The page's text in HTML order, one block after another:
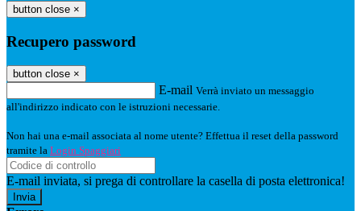
button close ×
Recupero password
button close ×
E-mail Verrà inviato un messaggio
all'indirizzo indicato con le istruzioni necessarie.
Non hai una e-mail associata al nome utente? Effettua il reset della password
tramite la Login Spaggiari
E-mail inviata, si prega di controllare la casella di posta elettronica!